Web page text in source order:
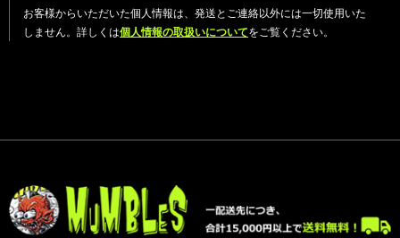
お客様からいただいた個人情報は、発送とご連絡以外には一切使用いた
しません。詳しくは個人情報の取扱いについてをご覧ください。